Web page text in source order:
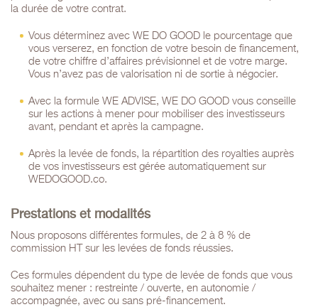
la durée de votre contrat.
Vous déterminez avec WE DO GOOD le pourcentage que
vous verserez, en fonction de votre besoin de financement,
de votre chiffre d’affaires prévisionnel et de votre marge.
Vous n’avez pas de valorisation ni de sortie à négocier.
Avec la formule WE ADVISE, WE DO GOOD vous conseille
sur les actions à mener pour mobiliser des investisseurs
avant, pendant et après la campagne.
Après la levée de fonds, la répartition des royalties auprès
de vos investisseurs est gérée automatiquement sur
WEDOGOOD.co.
Prestations et modalités
Nous proposons différentes formules, de 2 à 8 % de
commission HT sur les levées de fonds réussies.
Ces formules dépendent du type de levée de fonds que vous
souhaitez mener : restreinte / ouverte, en autonomie /
accompagnée, avec ou sans pré-financement.